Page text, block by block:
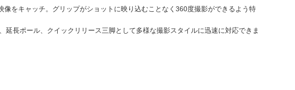
をキャッチ。グリップがショットに映り込むことなく360度撮影ができるよう特
長ポール、クイックリリース三脚として多様な撮影スタイルに迅速に対応できま